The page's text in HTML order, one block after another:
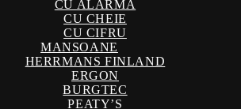
CU ALARMA
CU CHEIE
CU CIFRU
MANSOANE
HERRMANS FINLAND
ERGON
BURGTEC
PEATY’S